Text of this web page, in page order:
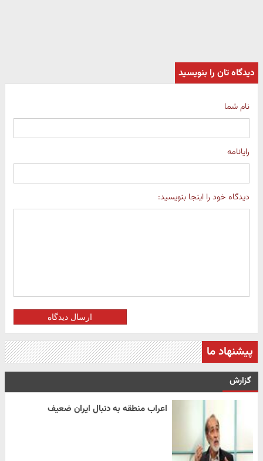
دیدگاه تان را بنویسید
نام شما
رایانامه
دیدگاه خود را اینجا بنویسید:
ارسال دیدگاه
پیشنهاد ما
گزارش
اعراب منطقه به دنبال ایران ضعیف